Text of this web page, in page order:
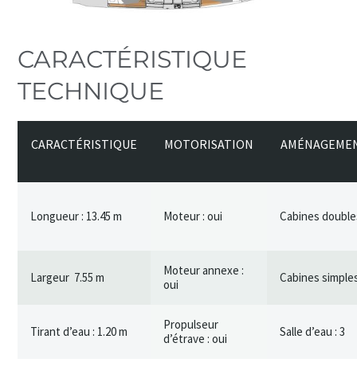
CARACTÉRISTIQUE
TECHNIQUE
CARACTÉRISTIQUE MOTORISATION
Longueur : 13.45 m Moteur : oui Cabines
Largeur 7.55 m
Moteur annexe :
oui
Cabines
Tirant d’eau : 1.20 m
Propulseur
d’étrave : oui
Salle d’eau : 3